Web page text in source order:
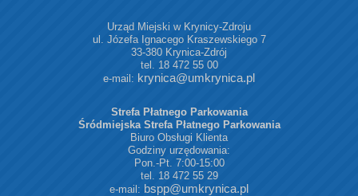
Urząd Miejski w Krynicy-Zdroju
ul. Józefa Ignacego Kraszewskiego 7
33-380 Krynica-Zdrój
tel. 18 472 55 00
e-mail: krynica@umkrynica.pl
Strefa Płatnego Parkowania
Śródmiejska Strefa Płatnego Parkowania
Biuro Obsługi Klienta
Godziny urzędowania:
Pon.-Pt. 7:00-15:00
tel. 18 472 55 29
e-mail: bspp@umkrynica.pl